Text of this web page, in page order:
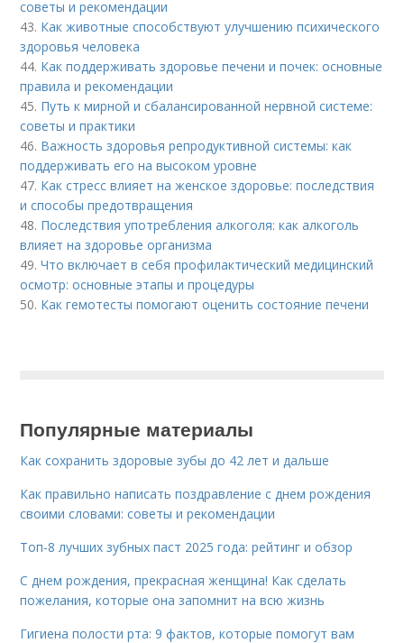
советы и рекомендации
43. Как животные способствуют улучшению психического
здоровья человека
44. Как поддерживать здоровье печени и почек: основные
правила и рекомендации
45. Путь к мирной и сбалансированной нервной системе:
советы и практики
46. Важность здоровья репродуктивной системы: как
поддерживать его на высоком уровне
47. Как стресс влияет на женское здоровье: последствия
и способы предотвращения
48. Последствия употребления алкоголя: как алкоголь
влияет на здоровье организма
49.Что включает в себя профилактический медицинский
осмотр: основные этапы и процедуры
50. Как гемотесты помогают оценить состояние печени
Популярные материалы
Как сохранить здоровые зубы до 42 лет и дальше
Как правильно написать поздравление с днем рождения
своими словами: советы и рекомендации
Топ-8 лучших зубных паст 2025 года: рейтинг и обзор
С днем рождения, прекрасная женщина! Как сделать
пожелания, которые она запомнит на всю жизнь
Гигиена полости рта: 9 фактов, которые помогут вам